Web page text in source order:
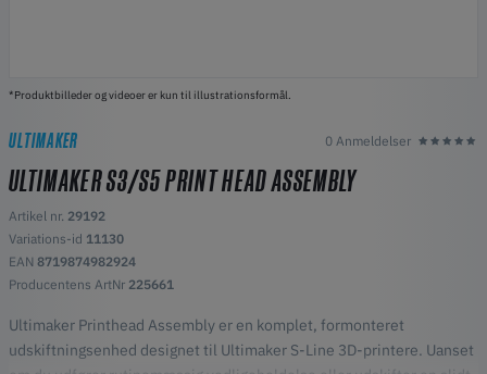
*Produktbilleder og videoer er kun til illustrationsformål.
ULTIMAKER 0 Anmeldelser
ULTIMAKER S3/S5 PRINT HEAD ASSEMBLY
Artikel nr. 29192
Variations-id 11130
EAN 8719874982924
Producentens ArtNr 225661
Ultimaker Printhead Assembly er en komplet, formonteret
udskiftningsenhed designet til Ultimaker S-Line 3D-printere. Uanset